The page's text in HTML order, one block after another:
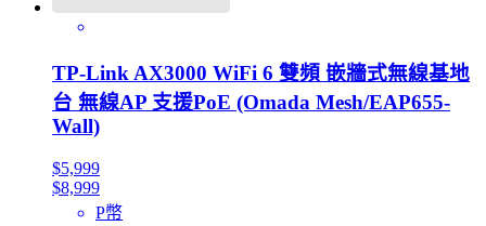
TP-Link AX3000 WiFi 6 雙頻 嵌牆式無線基地
台 無線AP 支援PoE (Omada Mesh/EAP655-
Wall)
$5,999
$8,999
P幣